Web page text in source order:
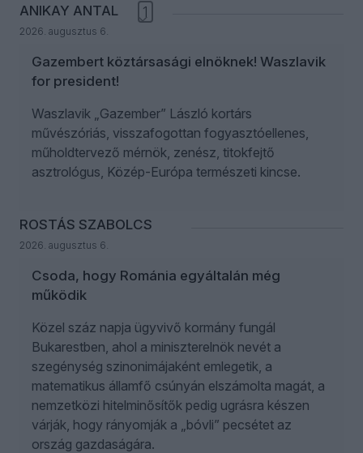
ANIKAY ANTAL
2026. augusztus 6.
1
Gazembert köztársasági elnöknek! Waszlavik
for president!
Waszlavik „Gazember” László kortárs
művészóriás, visszafogottan fogyasztóellenes,
műholdtervező mérnök, zenész, titokfejtő
asztrológus, Közép-Európa természeti kincse.
ROSTÁS SZABOLCS
2026. augusztus 6.
Csoda, hogy Románia egyáltalán még
működik
Közel száz napja ügyvivő kormány fungál
Bukarestben, ahol a miniszterelnök nevét a
szegénység szinonimájaként emlegetik, a
matematikus államfő csúnyán elszámolta magát, a
nemzetközi hitelminősítők pedig ugrásra készen
várják, hogy rányomják a „bóvli” pecsétet az
ország gazdaságára.